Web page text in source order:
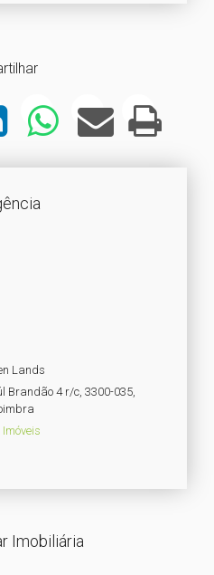
Lands
Brandão 4 r/c, 3300-035,
Imóveis
Imobiliária